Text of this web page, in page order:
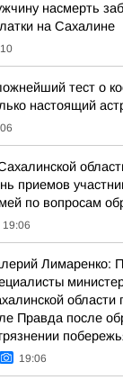
насмерть
на Сахалине
тест о
настоящий
приемов
по вопросам
19:06
Лимаренко:
области
Правда после
19:06